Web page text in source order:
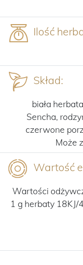
Ilość
Skład:
biała
Sencha,
czerwone
Może
Wartość
Wartości
1 g herbaty 18KJ/